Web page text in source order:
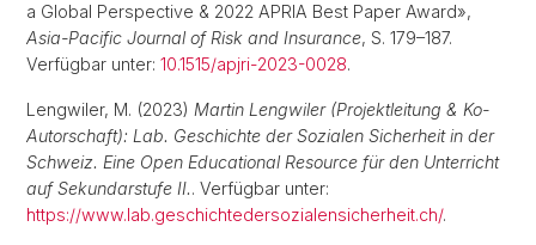
a Global Perspective & 2022 APRIA Best Paper Award»,
Asia-Pacific Journal of Risk and Insurance, S. 179–187.
Verfügbar unter: 10.1515/apjri-2023-0028.
Lengwiler, M. (2023) Martin Lengwiler (Projektleitung & Ko-
Autorschaft): Lab. Geschichte der Sozialen Sicherheit in der
Schweiz. Eine Open Educational Resource für den Unterricht
auf Sekundarstufe II.. Verfügbar unter:
https://www.lab.geschichtedersozialensicherheit.ch/.